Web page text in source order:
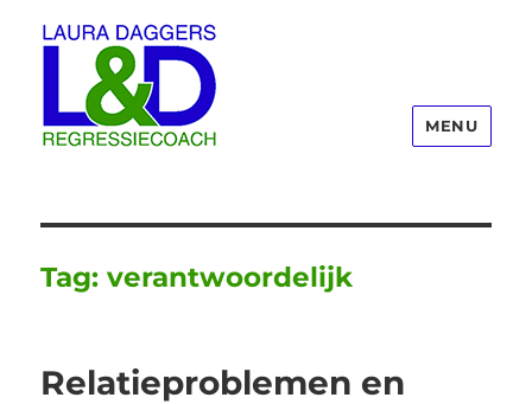
MENU
Tag:verantwoordelijk
Relatieproblemen en